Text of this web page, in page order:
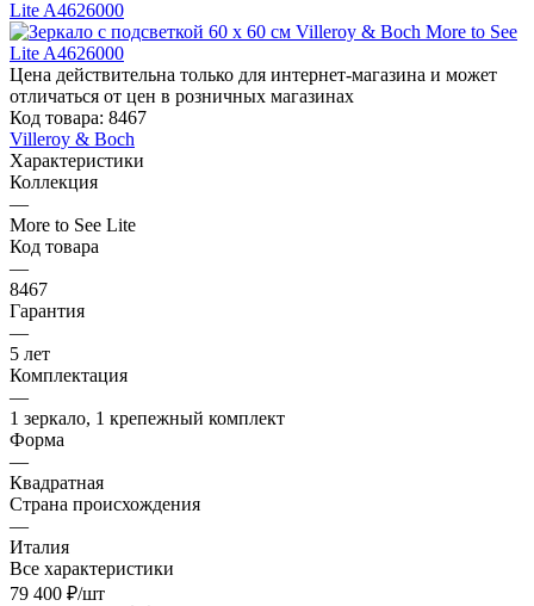
Цена действительна только для интернет-магазина и может
отличаться от цен в розничных магазинах
Код товара: 8467
Villeroy & Boch
Характеристики
Коллекция
—
More to See Lite
Код товара
—
8467
Гарантия
—
5 лет
Комплектация
—
1 зеркало, 1 крепежный комплект
Форма
—
Квадратная
Страна происхождения
—
Италия
Все характеристики
79 400 ₽/шт